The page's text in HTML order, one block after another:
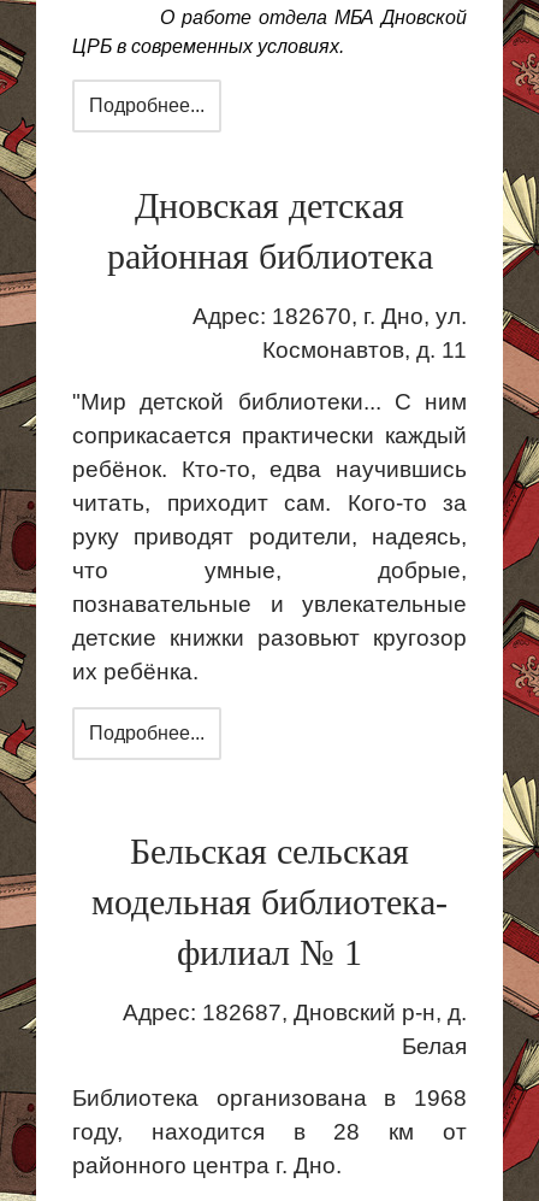
О работе отдела МБА Дновской
ЦРБ в современных условиях.
Подробнее...
Дновская детская
районная библиотека
Адрес: 182670, г. Дно, ул.
Космонавтов, д. 11
"Мир детской библиотеки... С ним
соприкасается практически каждый
ребёнок. Кто-то, едва научившись
читать, приходит сам. Кого-то за
руку приводят родители, надеясь,
что умные, добрые,
познавательные и увлекательные
детские книжки разовьют кругозор
их ребёнка.
Подробнее...
Бельская сельская
модельная библиотека-
филиал № 1
Адрес: 182687, Дновский р-н, д.
Белая
Библиотека организована в 1968
году, находится в 28 км от
районного центра г. Дно.